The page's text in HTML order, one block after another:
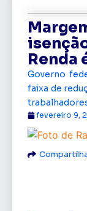
Renda
Governo
faixa de
fevereiro 9,